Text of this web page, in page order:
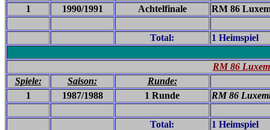
1
1990/1991 Achtelfinale RM 86
Total: 1 Heimspiel
RM 86
Spiele:
Saison:
Runde:
1
1987/1988 1 Runde RM 86
Total: 1 Heimspiel